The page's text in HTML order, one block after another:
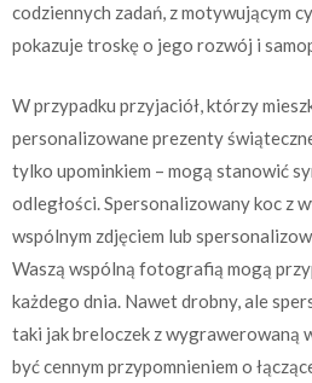
codziennych zadań, z motywującym
pokazuje troskę o jego rozwój i
W przypadku przyjaciół, którzy
personalizowane prezenty
tylko upominkiem – mogą stanowić
odległości. Spersonalizowany koc z
wspólnym zdjęciem lub
Waszą wspólną fotografią mogą
każdego dnia. Nawet drobny, ale
taki jak breloczek z wygrawerowaną
być cennym przypomnieniem o